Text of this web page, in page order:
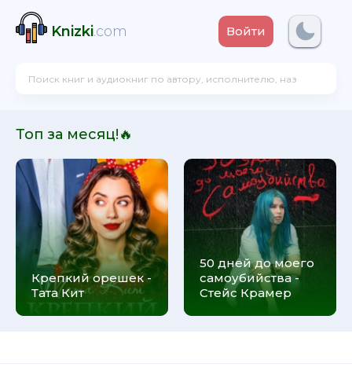
Knizki.com Войти
Топ за месяц!🔥
Крепкий орешек -
Тата Кит
50 дней до моего
самоубийства -
Стейс Крамер